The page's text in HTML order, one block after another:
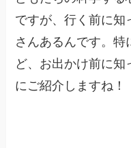
ですが、行く前に知
さんあるんです。
ど、お出かけ前に
にご紹介しますね！